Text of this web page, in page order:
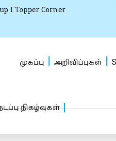
I Topper Corner
முகப்பு அறிவிப்புகள்
நிகழ்வுகள்